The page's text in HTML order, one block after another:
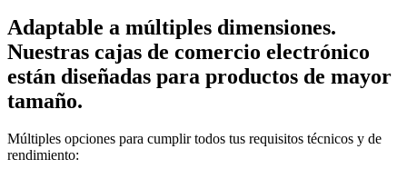
Adaptable a múltiples dimensiones.
Nuestras cajas de comercio electrónico
están diseñadas para productos de mayor
tamaño.
Múltiples opciones para cumplir todos tus requisitos técnicos y de
rendimiento: